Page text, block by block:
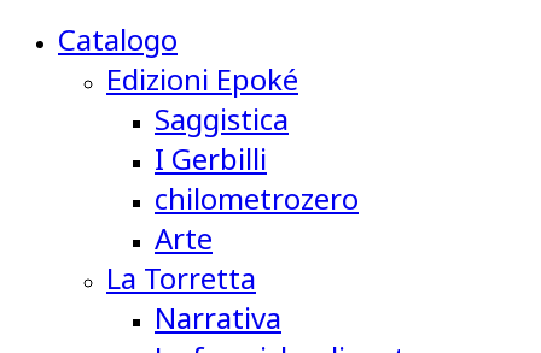
Catalogo
Edizioni Epoké
Saggistica
I Gerbilli
chilometrozero
Arte
La Torretta
Narrativa